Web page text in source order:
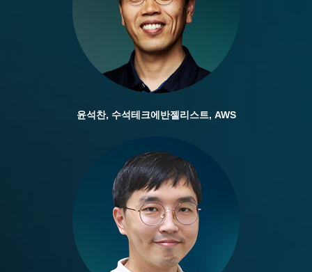
윤석찬, 수석테크에반젤리스트, AWS